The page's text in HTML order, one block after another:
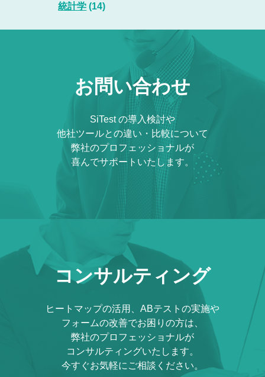
統計学 (14)
お問い合わせ
SiTest の導入検討や
他社ツールとの違い・比較について
弊社のプロフェッショナルが
喜んでサポートいたします。
コンサルティング
ヒートマップの活用、ABテストの実施や
フォームの改善でお困りの方は、
弊社のプロフェッショナルが
コンサルティングいたします。
今すぐお気軽にご相談ください。